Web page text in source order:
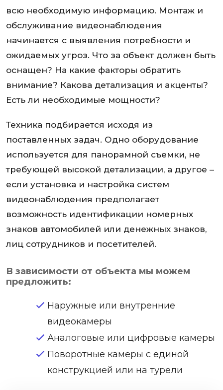
всю необходимую информацию. Монтаж и
обслуживание видеонаблюдения
начинается с выявления потребности и
ожидаемых угроз. Что за объект должен быть
оснащен? На какие факторы обратить
внимание? Какова детализация и акценты?
Есть ли необходимые мощности?
Техника подбирается исходя из
поставленных задач. Одно оборудование
используется для панорамной съемки, не
требующей высокой детализации, а другое –
если установка и настройка систем
видеонаблюдения предполагает
возможность идентификации номерных
знаков автомобилей или денежных знаков,
лиц сотрудников и посетителей.
В зависимости от объекта мы можем
предложить:
Наружные или внутренние
видеокамеры
Аналоговые или цифровые камеры
Поворотные камеры с единой
конструкцией или на турели